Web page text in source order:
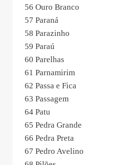
56 Ouro Branco
57 Paraná
58 Parazinho
59 Paraú
60 Parelhas
61 Parnamirim
62 Passa e Fica
63 Passagem
64 Patu
65 Pedra Grande
66 Pedra Preta
67 Pedro Avelino